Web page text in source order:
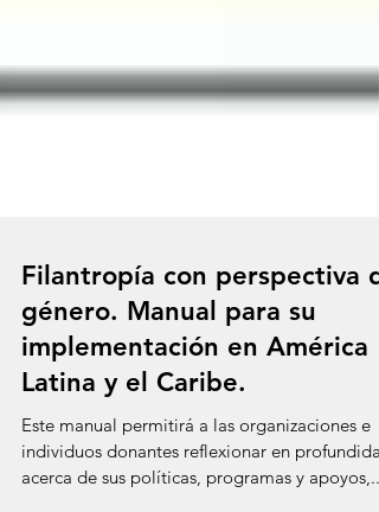
Filantropía con perspectiva
género. Manual para su
implementación en América
Latina y el Caribe.
Este manual permitirá a las organizaciones e